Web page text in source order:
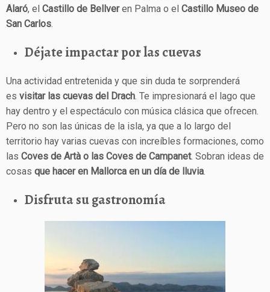
Alaró, el Castillo de Bellveren Palma o el Castillo Museo de
San Carlos.
Déjate impactar por las cuevas
Una actividad entretenida y que sin duda te sorprenderá
es visitar las cuevas del Drach. Te impresionará el lago que
hay dentro y el espectáculo con música clásica que ofrecen.
Pero no son las únicas de la isla, ya que a lo largo del
territorio hay varias cuevas con increíbles formaciones, como
las Coves de Artà o las Coves de Campanet. Sobran ideas de
cosas que hacer en Mallorca en un día de lluvia.
Disfruta su gastronomía